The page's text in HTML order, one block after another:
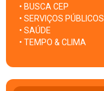
• BUSCA CEP
• SERVIÇOS PÚBLICOS
• SAÚDE
• TEMPO & CLIMA